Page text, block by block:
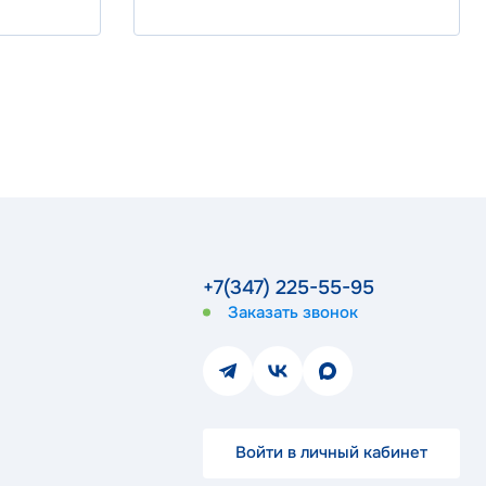
+7(347) 225-55-95
Заказать звонок
Войти в личный кабинет